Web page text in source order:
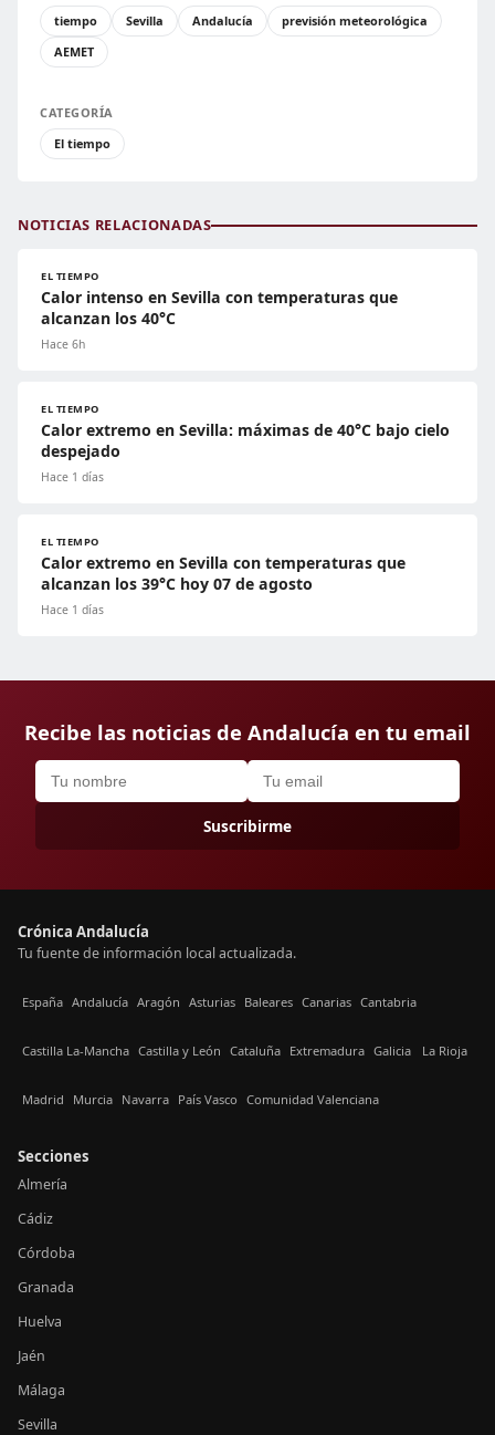
tiempo
Sevilla Andalucía
previsión meteorológica
AEMET
CATEGORÍA
El tiempo
NOTICIAS RELACIONADAS
EL TIEMPO
Calor intenso en Sevilla con temperaturas que
alcanzan los 40°C
Hace 6h
EL TIEMPO
Calor extremo en Sevilla: máximas de 40°C bajo cielo
despejado
Hace 1 días
EL TIEMPO
Calor extremo en Sevilla con temperaturas que
alcanzan los 39°C hoy 07 de agosto
Hace 1 días
Recibe las noticias de Andalucía en tu email
Suscribirme
Crónica Andalucía
Tu fuente de información local actualizada.
España Andalucía Aragón Asturias Baleares Canarias Cantabria
Castilla La-Mancha Castilla y León Cataluña Extremadura Galicia La Rioja
Madrid Murcia Navarra País Vasco Comunidad Valenciana
Secciones
Almería
Cádiz
Córdoba
Granada
Huelva
Jaén
Málaga
Sevilla